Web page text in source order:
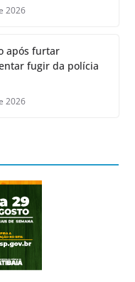
2026
após furtar
fugir da polícia
2026